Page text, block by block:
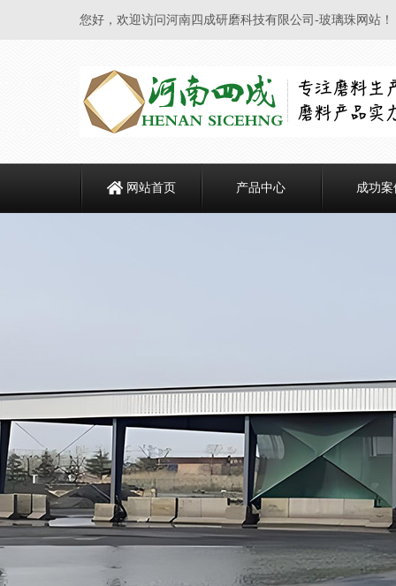
您好，欢迎访问河南四成研磨科技有限公司-玻璃珠网站！
网站首页 产品中心 成功案